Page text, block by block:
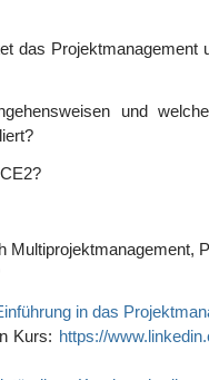
das Projektmanagement
und
Multiprojektmanagement,
in das
Kurs: https://